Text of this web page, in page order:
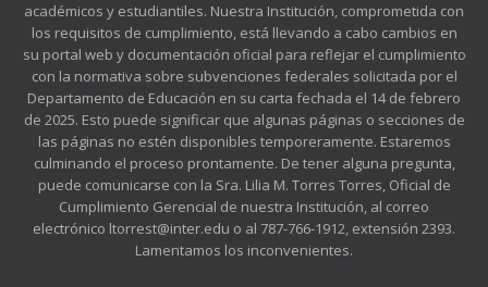
académicos y estudiantiles. Nuestra Institución, comprometida con
los requisitos de cumplimiento, está llevando a cabo cambios en
su portal web y documentación oficial para reflejar el cumplimiento
con la normativa sobre subvenciones federales solicitada por el
Departamento de Educación en su carta fechada el 14 de febrero
de 2025. Esto puede significar que algunas páginas o secciones de
las páginas no estén disponibles temporeramente. Estaremos
culminando el proceso prontamente. De tener alguna pregunta,
puede comunicarse con la Sra. Lilia M. Torres Torres, Oficial de
Cumplimiento Gerencial de nuestra Institución, al correo
electrónico ltorrest@inter.edu o al 787-766-1912, extensión 2393.
Lamentamos los inconvenientes.